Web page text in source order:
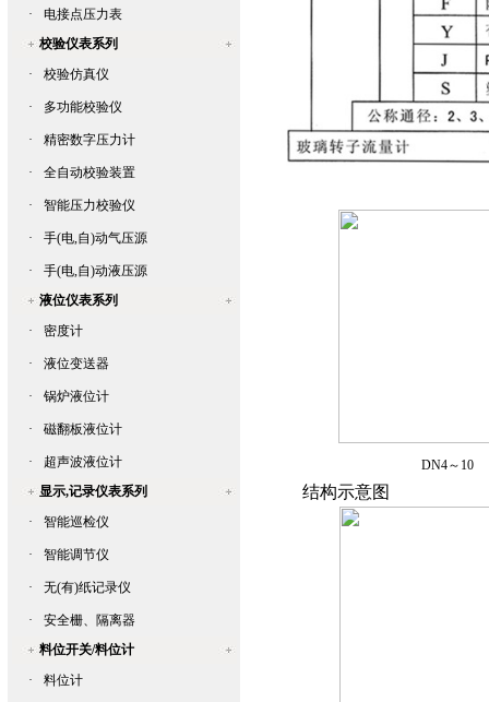
·
电接点压力表
校验仪表系列
·
校验仿真仪
· 多功能校验仪
· 精密数字压力计
· 全自动校验装置
· 智能压力校验仪
· 手(电,自)动气压源
·
手(电,自)动液压源
液位仪表系列
·
密度计
· 液位变送器
· 锅炉液位计
· 磁翻板液位计
·
超声波液位计
显示,记录仪表系列
·
智能巡检仪
· 智能调节仪
· 无(有)纸记录仪
·
安全栅、隔离器
料位开关/料位计
·
料位计
DN4～10
结构示意图